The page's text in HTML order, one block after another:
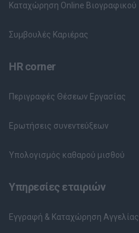
Καταχώρηση Online Βιογραφικού
Συμβουλές Καριέρας
HR corner
Περιγραφές Θέσεων Εργασίας
Ερωτήσεις συνεντεύξεων
Υπολογισμός καθαρού μισθού
Υπηρεσίες εταιριών
Εγγραφή & Καταχώρηση Αγγελίας